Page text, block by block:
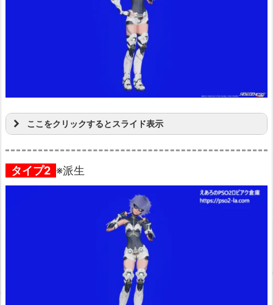
ここをクリックするとスライド表示
タイプ2 ※派生